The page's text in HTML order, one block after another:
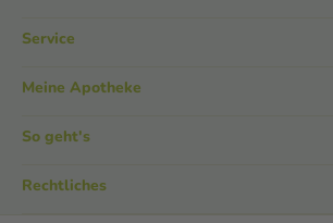
Service
Meine Apotheke
So geht's
Rechtliches